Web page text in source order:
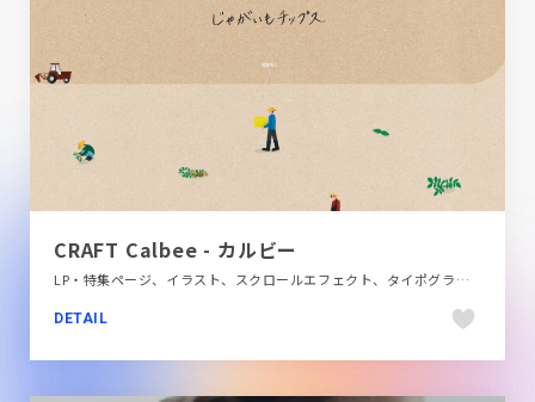
CRAFT Calbee - カルビー
LP・特集ページ、イラスト、スクロールエフェクト、タイポグラフィー、ナチュラル、ブラウン系、ベージュ・ゴールド系、大きめ写真、飲料・食品
DETAIL